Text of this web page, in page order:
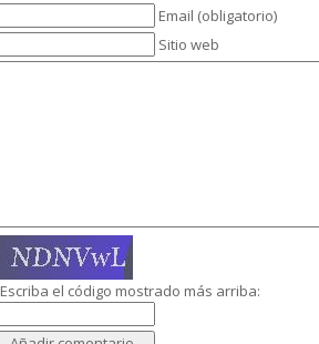
Email (obligatorio)
Sitio web
Escriba el código mostrado más arriba: